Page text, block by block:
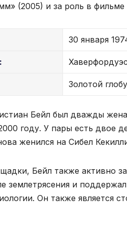
(2005) и за роль в фильме
30 января
Золотой
Бейл был дважды
году. У пары есть двое
женился на Сибел
Бейл также активно
землетрясения и
Он также является